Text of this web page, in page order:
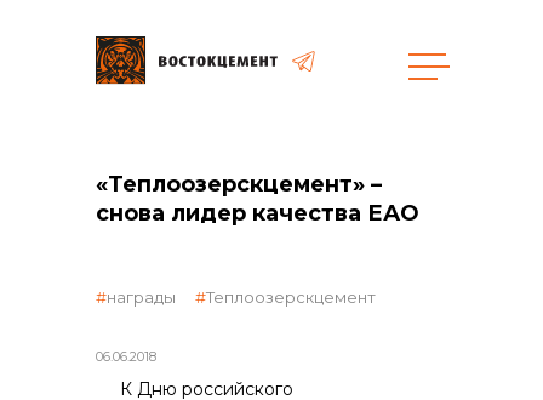
Закупки
объявленные закупки
«Теплоозерскцемент» –
снова лидер качества ЕАО
06.06.2018
награды Теплоозерскцемент
К Дню российского